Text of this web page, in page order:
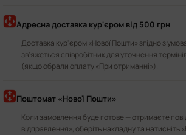
Адресна доставка кур'єром від 500 грн
Доставка кур'єром «Нової Пошти» згідно з
зв'яжеться співробітник для уточнення
(якщо обрали оплату «При отриманні»).
Поштомат «Нової Пошти»
Коли замовлення буде готове — отримаєте
відправлення», оберіть накладну та натисніть